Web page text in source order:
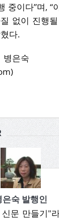
중이다”며, “
없이 진행
다.
은숙
은숙 발행인
문 만들기"